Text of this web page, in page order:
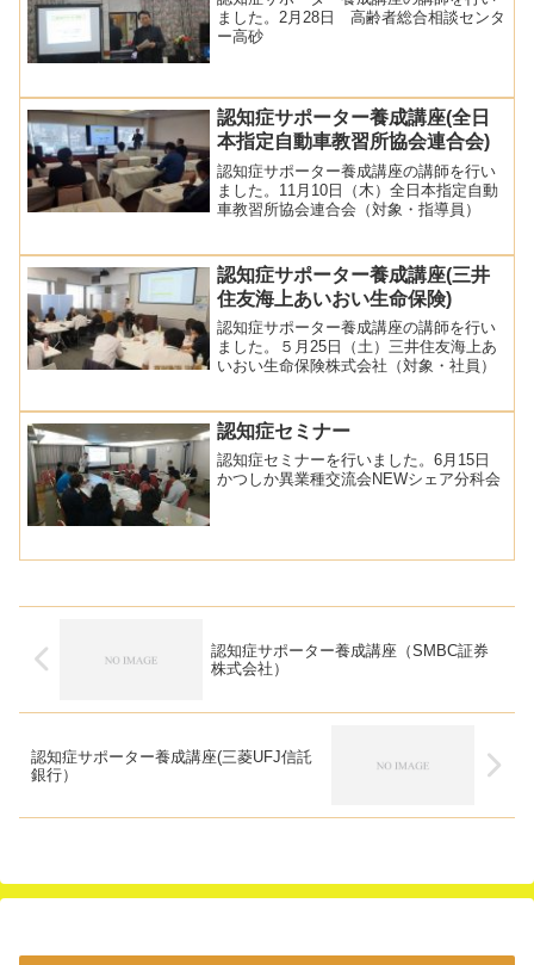
ました。2月28日 高齢者総合相談センタ
ー高砂
認知症サポーター養成講座(全日
本指定自動車教習所協会連合会)
認知症サポーター養成講座の講師を行い
ました。11月10日（木）全日本指定自動
車教習所協会連合会（対象・指導員）
認知症サポーター養成講座(三井
住友海上あいおい生命保険)
認知症サポーター養成講座の講師を行い
ました。５月25日（土）三井住友海上あ
いおい生命保険株式会社（対象・社員）
認知症セミナー
認知症セミナーを行いました。6月15日
かつしか異業種交流会NEWシェア分科会
認知症サポーター養成講座（SMBC証券
株式会社）
認知症サポーター養成講座(三菱UFJ信託
銀行）